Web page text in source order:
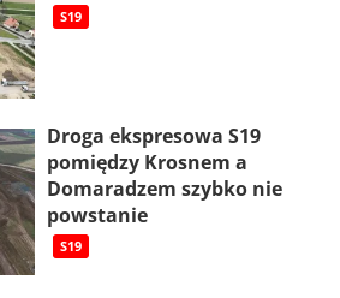
S19
Droga ekspresowa S19
pomiędzy Krosnem a
Domaradzem szybko nie
powstanie
S19